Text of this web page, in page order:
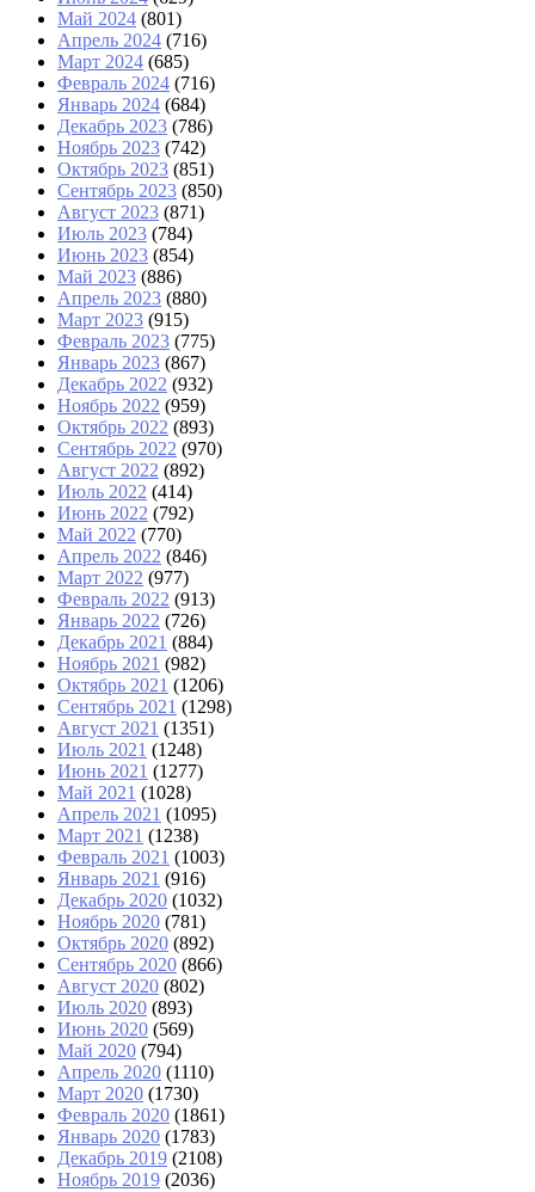
Май 2024 (801)
Апрель 2024 (716)
Март 2024 (685)
Февраль 2024 (716)
Январь 2024 (684)
Декабрь 2023 (786)
Ноябрь 2023 (742)
Октябрь 2023 (851)
Сентябрь 2023 (850)
Август 2023 (871)
Июль 2023 (784)
Июнь 2023 (854)
Май 2023 (886)
Апрель 2023 (880)
Март 2023 (915)
Февраль 2023 (775)
Январь 2023 (867)
Декабрь 2022 (932)
Ноябрь 2022 (959)
Октябрь 2022 (893)
Сентябрь 2022 (970)
Август 2022 (892)
Июль 2022 (414)
Июнь 2022 (792)
Май 2022 (770)
Апрель 2022 (846)
Март 2022 (977)
Февраль 2022 (913)
Январь 2022 (726)
Декабрь 2021 (884)
Ноябрь 2021 (982)
Октябрь 2021 (1206)
Сентябрь 2021 (1298)
Август 2021 (1351)
Июль 2021 (1248)
Июнь 2021 (1277)
Май 2021 (1028)
Апрель 2021 (1095)
Март 2021 (1238)
Февраль 2021 (1003)
Январь 2021 (916)
Декабрь 2020 (1032)
Ноябрь 2020 (781)
Октябрь 2020 (892)
Сентябрь 2020 (866)
Август 2020 (802)
Июль 2020 (893)
Июнь 2020 (569)
Май 2020 (794)
Апрель 2020 (1110)
Март 2020 (1730)
Февраль 2020 (1861)
Январь 2020 (1783)
Декабрь 2019 (2108)
Ноябрь 2019 (2036)